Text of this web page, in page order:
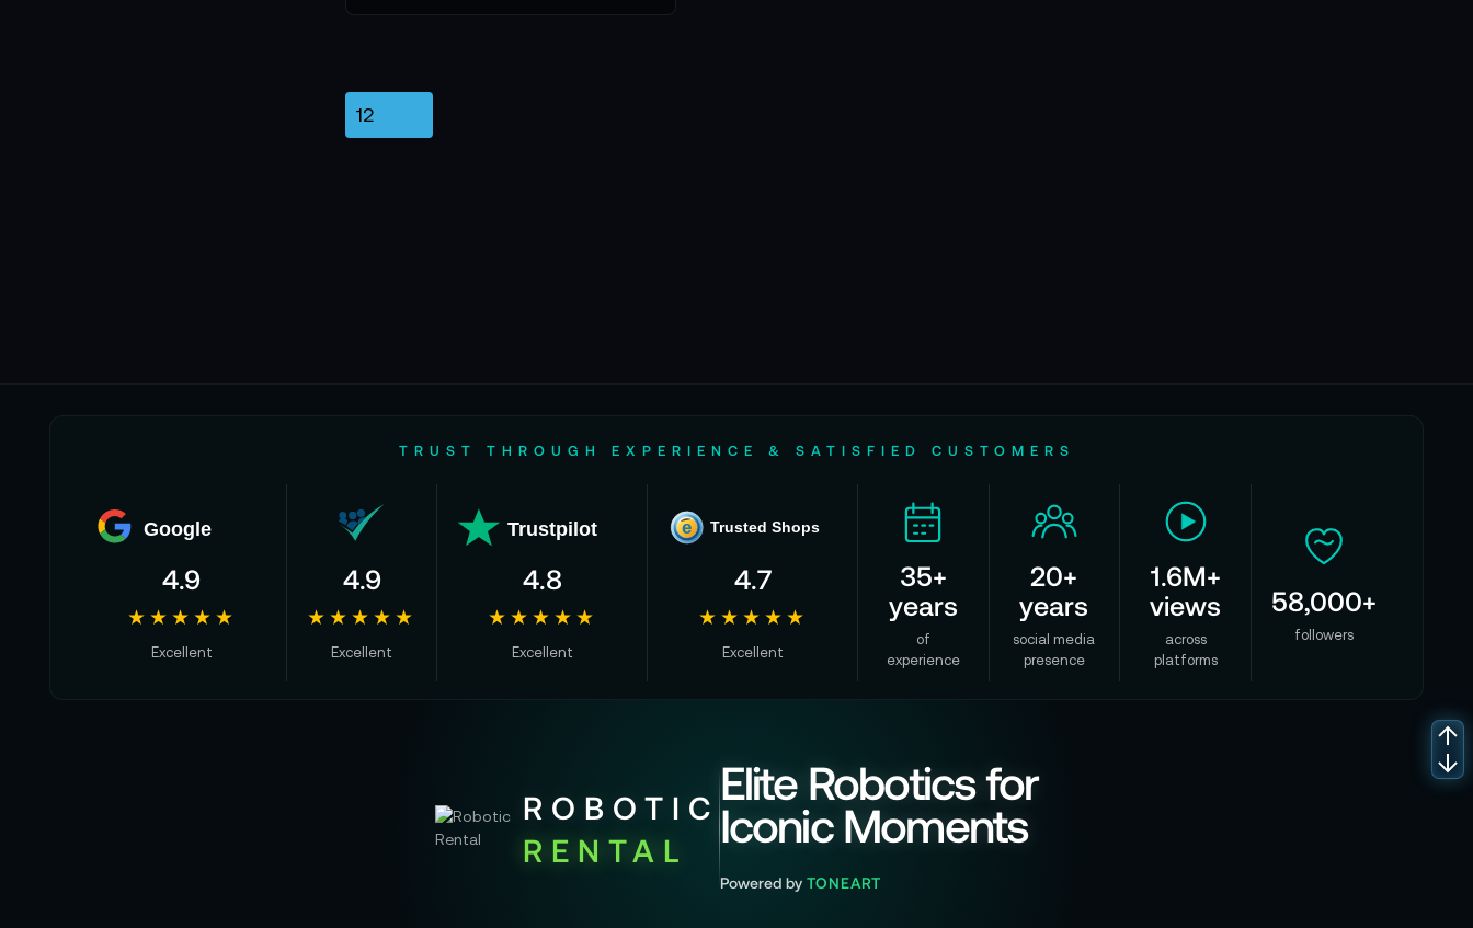
TRUST THROUGH EXPERIENCE & SATISFIED CUSTOMERS
Google
4.9
★★★★★
Excellent
4.9
★★★★★
Excellent
Trustpilot
4.8
★★★★★
Excellent
e Trusted Shops
4.7
★★★★★
Excellent
35+
years
of
experience
20+
years
social media
presence
1.6M+
views
across
platforms
58,000+
followers
ROBOTIC
RENTAL
Elite Robotics for
Iconic Moments
Powered by TONEART